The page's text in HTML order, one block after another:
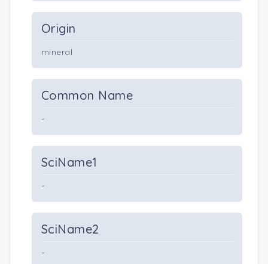
Origin
mineral
Common Name
-
SciName1
-
SciName2
-